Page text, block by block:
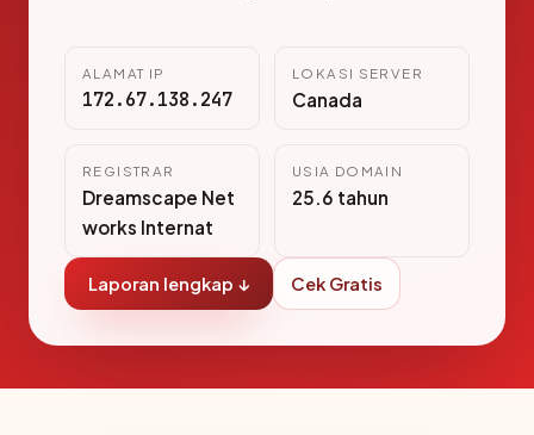
ALAMAT IP
172.67.138.247
LOKASI SERVER
Canada
REGISTRAR
Dreamscape Net
works Internat
USIA DOMAIN
25.6 tahun
Laporan lengkap ↓ Cek Gratis